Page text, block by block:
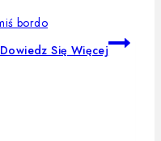
Dowiedz Się Więcej